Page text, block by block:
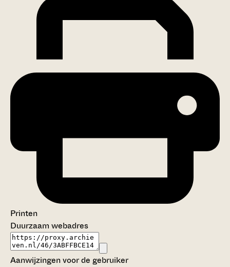
Printen
Duurzaam webadres
Aanwijzingen voor de gebruiker